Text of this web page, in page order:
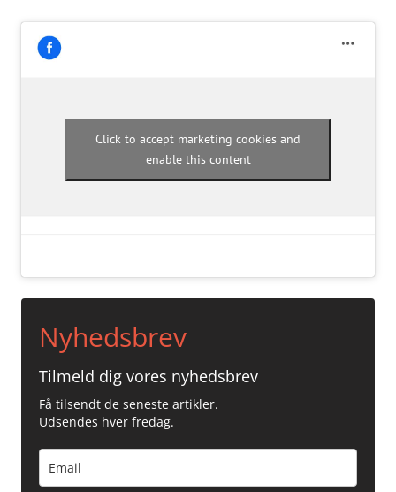
Click to accept marketing cookies and
enable this content
Nyhedsbrev
Tilmeld dig vores nyhedsbrev
Få tilsendt de seneste artikler.
Udsendes hver fredag.